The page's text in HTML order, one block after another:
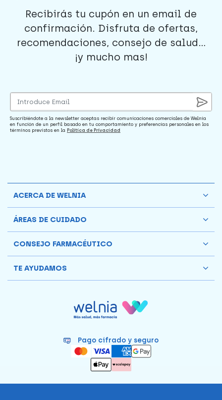
Recibirás tu cupón en un email de
confirmación. Disfruta de ofertas,
recomendaciones, consejo de salud...
¡y mucho mas!
Suscribiéndote a la newsletter aceptas recibir comunicaciones comerciales de Welnia
en función de un perfil basado en tu comportamiento y preferencias personales en los
términos previstos en la Política de Privacidad
Pago cifrado y seguro
ACERCA DE WELNIA
ÁREAS DE CUIDADO
CONSEJO FARMACÉUTICO
TE AYUDAMOS